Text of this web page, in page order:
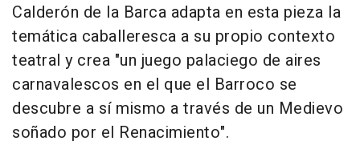
Calderón de la Barca adapta en esta pieza la
temática caballeresca a su propio contexto
teatral y crea "un juego palaciego de aires
carnavalescos en el que el Barroco se
descubre a sí mismo a través de un Medievo
soñado por el Renacimiento".